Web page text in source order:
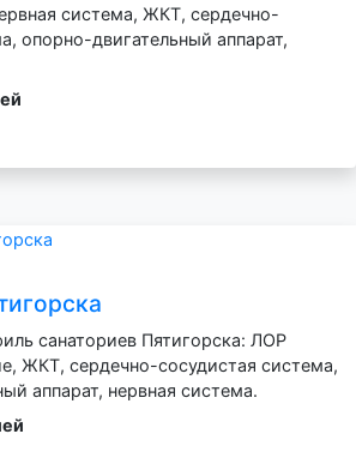
система, ЖКТ, сердечно-
опорно-двигательный аппарат,
санаториев Пятигорска: ЛОР
ЖКТ, сердечно-сосудистая система,
аппарат, нервная система.